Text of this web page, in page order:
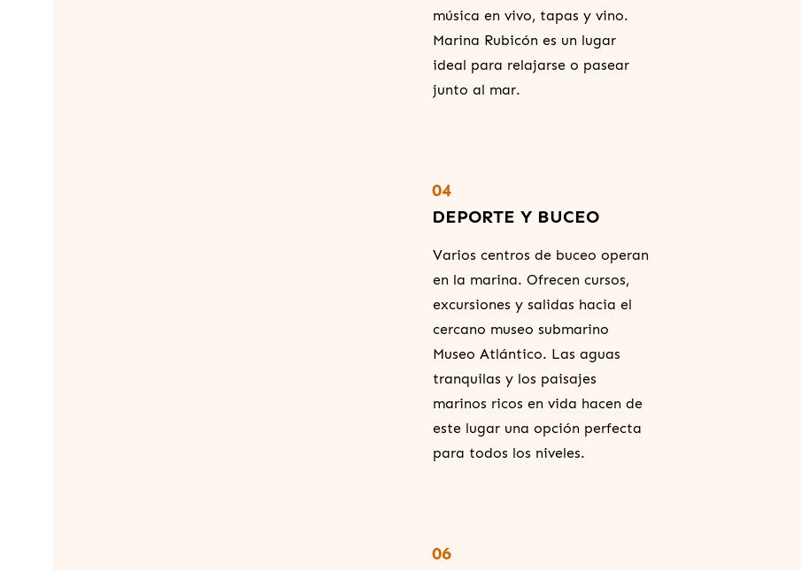
música en vivo, tapas y vino.
Marina Rubicón es un lugar
ideal para relajarse o pasear
junto al mar.
04
DEPORTE Y BUCEO
Varios centros de buceo operan
en la marina. Ofrecen cursos,
excursiones y salidas hacia el
cercano museo submarino
Museo Atlántico. Las aguas
tranquilas y los paisajes
marinos ricos en vida hacen de
este lugar una opción perfecta
para todos los niveles.
06